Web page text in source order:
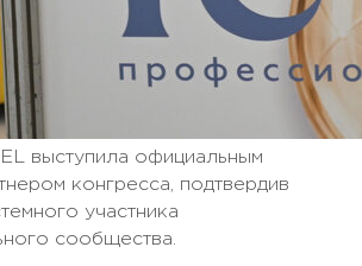
выступила официальным
конгресса, подтвердив
участника
сообщества.